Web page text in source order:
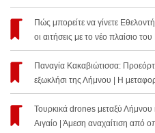
Πώς μπορείτε να γίνετε
οι αιτήσεις με το νέο πλαίσιο
Παναγία Κακαβιώτισσα:
εξωκλήσι της Λήμνου | Η
Τουρκικά drones μεταξύ Λήμνου
Αιγαίο | Άμεση αναχαίτιση από